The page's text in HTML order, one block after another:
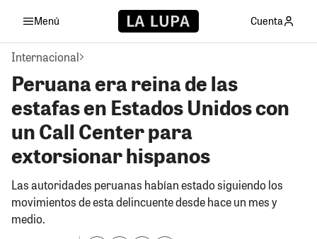
Menú Cuenta
Internacional
Peruana era reina de las
estafas en Estados Unidos con
un Call Center para
extorsionar hispanos
Las autoridades peruanas habían estado siguiendo los
movimientos de esta delincuente desde hace un mes y
medio.